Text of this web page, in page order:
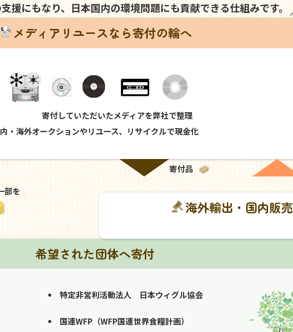
援にもなり、 日本国内の環境問題にも貢献できる仕組みです。
メディアリユースなら寄付の輪へ
寄付していただいたメディアを弊社で整理
・海外オークションやリユース、リサイクルで現金化
部を
寄付品
海外輸出・国内販売
希望された団体へ寄付
特定非営利活動法人 日本ウィグル協会
国連WFP（WFP国連世界食糧計画）